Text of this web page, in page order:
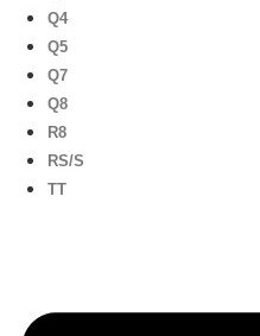
Q4
Q5
Q7
Q8
R8
RS/S
TT